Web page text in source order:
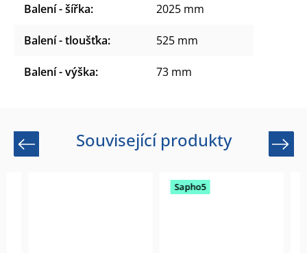
Balení - šířka: 2025 mm
Balení - tloušťka: 525 mm
Balení - výška: 73 mm
Související produkty
Previous
Sapho5
Next